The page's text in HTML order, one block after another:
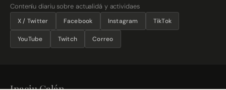
Conteníu diariu sobre actualidá y actividaes
X / Twitter Facebook Instagram TikTok
YouTube Twitch Correo